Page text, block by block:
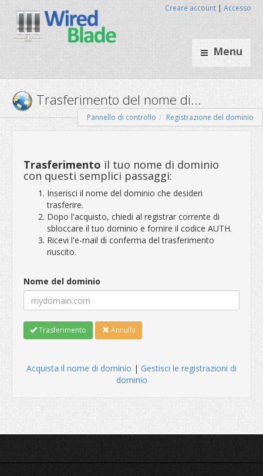
Menu
Creare account | Accesso
Trasferimento del nome
Pannello di controllo Registrazione del dominio
Trasferimento il tuo nome di dominio
con questi semplici passaggi:
Inserisci il nome del dominio che desideri
trasferire.
Dopo l'acquisto, chiedi al registrar corrente di
sbloccare il tuo dominio e fornire il codice AUTH.
Ricevi l'e-mail di conferma del trasferimento
riuscito.
Nome del dominio
Trasferimento Annulla
Acquista il nome di dominio | Gestisci le registrazioni di
dominio